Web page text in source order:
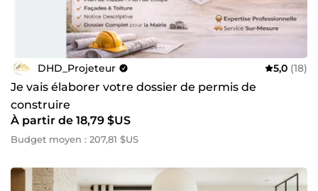
DHD_Projeteur 5,0 (18)
Je vais élaborer votre dossier de permis de
construire
À partir de 18,79 $US
Budget moyen : 207,81 $US